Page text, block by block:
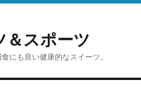
スポーツ
にも良い健康的なスイーツ。